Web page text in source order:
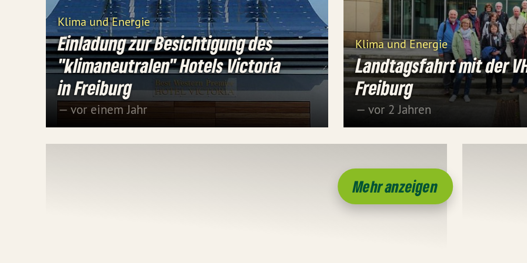
Klima und Energie
Einladung zur Besichtigung des
"klimaneutralen" Hotels Victoria
in Freiburg
— vor einem Jahr
Klima und Energie
Landtagsfahrt mit der
Freiburg
— vor 2 Jahren
Mehr anzeigen